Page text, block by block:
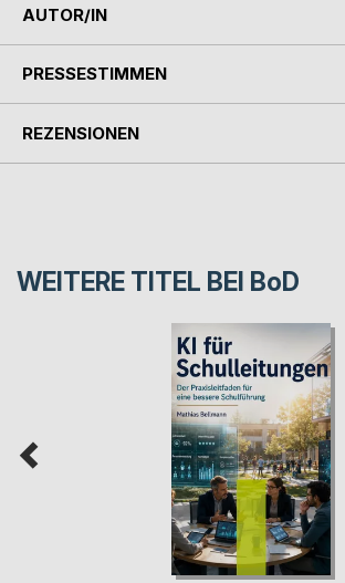
AUTOR/IN
PRESSESTIMMEN
REZENSIONEN
WEITERE TITEL BEI BoD